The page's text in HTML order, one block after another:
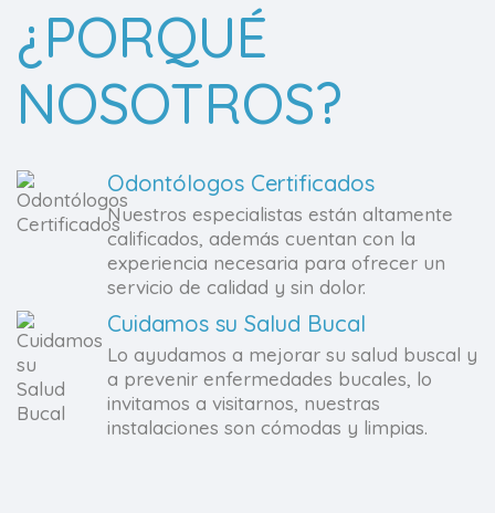
¿PORQUÉ
NOSOTROS?
Odontólogos Certificados
Nuestros especialistas están altamente
calificados, además cuentan con la
experiencia necesaria para ofrecer un
servicio de calidad y sin dolor.
Cuidamos su Salud Bucal
Lo ayudamos a mejorar su salud buscal y
a prevenir enfermedades bucales, lo
invitamos a visitarnos, nuestras
instalaciones son cómodas y limpias.